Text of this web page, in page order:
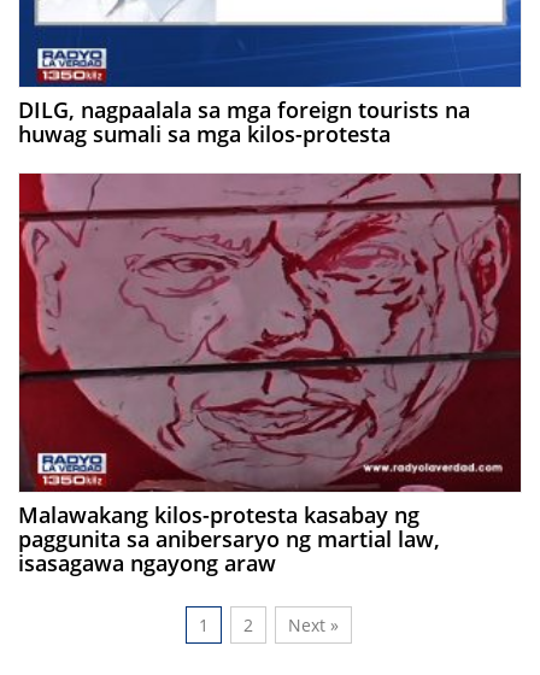
DILG, nagpaalala sa mga foreign tourists na
huwag sumali sa mga kilos-protesta
Malawakang kilos-protesta kasabay ng
paggunita sa anibersaryo ng martial law,
isasagawa ngayong araw
1 2 Next »